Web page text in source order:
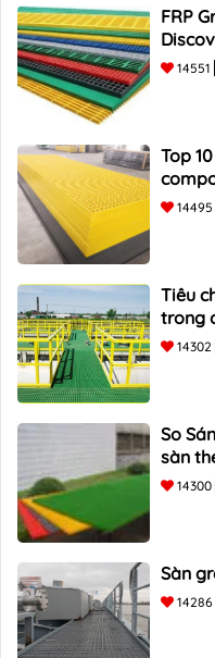
FRP
14551
Top
14495
Tiêu
trong
14302
So
sàn
nhược
14300
Sàn
14286